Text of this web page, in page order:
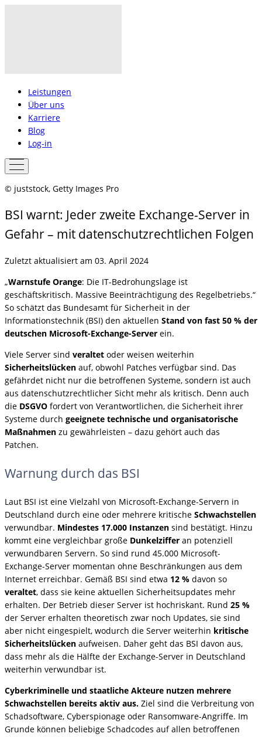
Leistungen
Über uns
Karriere
Blog
Log-in
© juststock, Getty Images Pro
BSI warnt: Jeder zweite Exchange-Server in
Gefahr – mit datenschutzrechtlichen Folgen
Zuletzt aktualisiert am 03. April 2024
„Warnstufe Orange: Die IT-Bedrohungslage ist
geschäftskritisch. Massive Beeinträchtigung des Regelbetriebs.“
So schätzt das Bundesamt für Sicherheit in der
Informationstechnik (BSI) den aktuellen Stand von fast 50 % der
deutschen Microsoft-Exchange-Server ein.
Viele Server sind veraltet oder weisen weiterhin
Sicherheitslücken auf, obwohl Patches verfügbar sind. Das
gefährdet nicht nur die betroffenen Systeme, sondern ist auch
aus datenschutzrechtlicher Sicht mehr als kritisch. Denn auch
die DSGVO fordert von Verantwortlichen, die Sicherheit ihrer
Systeme durch geeignete technische und organisatorische
Maßnahmen zu gewährleisten – dazu gehört auch das
Patchen.
Warnung durch das BSI
Laut BSI ist eine Vielzahl von Microsoft-Exchange-Servern in
Deutschland durch eine oder mehrere kritische Schwachstellen
verwundbar. Mindestes 17.000 Instanzen sind bestätigt. Hinzu
kommt eine vergleichbar große Dunkelziffer an potenziell
verwundbaren Servern. So sind rund 45.000 Microsoft-
Exchange-Server momentan ohne Beschränkungen aus dem
Internet erreichbar. Gemäß BSI sind etwa 12 % davon so
veraltet, dass sie keine aktuellen Sicherheitsupdates mehr
erhalten. Der Betrieb dieser Server ist hochriskant. Rund 25 %
der Server erhalten theoretisch zwar noch Updates, sie sind
aber nicht eingespielt, wodurch die Server weiterhin kritische
Sicherheitslücken aufweisen. Daher geht das BSI davon aus,
dass mehr als die Hälfte der Exchange-Server in Deutschland
weiterhin verwundbar ist.
Cyberkriminelle und staatliche Akteure nutzen mehrere
Schwachstellen bereits aktiv aus. Ziel sind die Verbreitung von
Schadsoftware, Cyberspionage oder Ransomware-Angriffe. Im
Grunde können beliebige Schadcodes auf allen betroffenen